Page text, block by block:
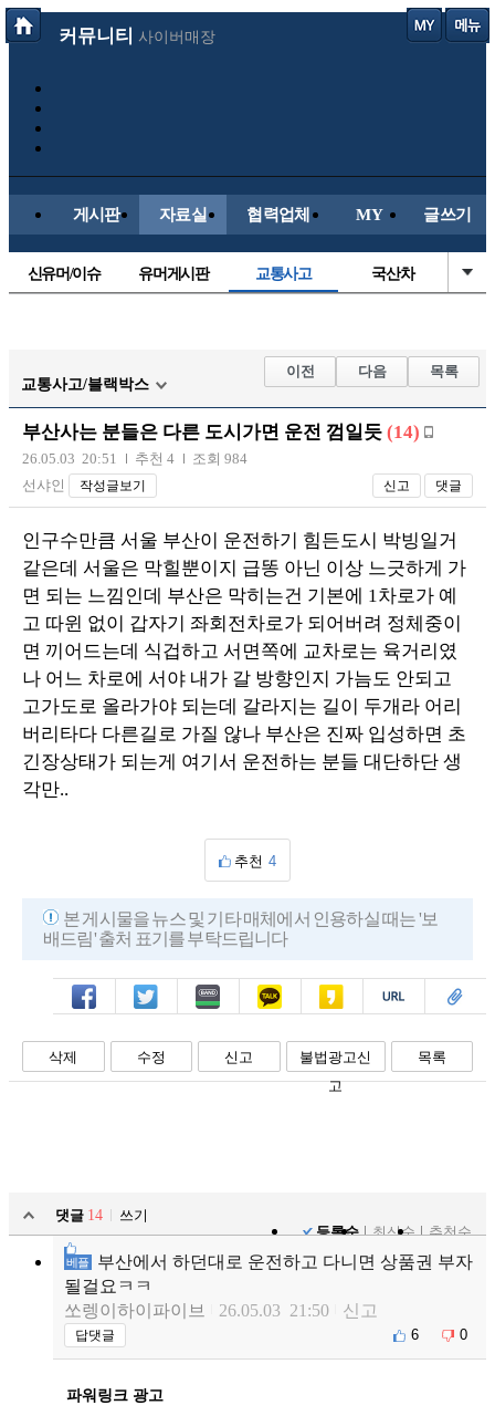
커뮤니티 사이버매장
게시판 자료실 협력업체 MY 글쓰기
신유머/이슈 유머게시판 교통사고 국산차
자유사진 군사/무기
트럭/버스 항공/해운/철도
장착시공사진
교통사고/블랙박스
이전 다음 목록
부산사는 분들은 다른 도시가면 운전 껌일듯 (14)
26.05.03 20:51 추천 4
조회 984
선샤인
작성글보기 신고 댓글
인구수만큼 서울 부산이 운전하기 힘든도시 박빙일거
같은데 서울은 막힐뿐이지 급똥 아닌 이상 느긋하게 가
면 되는 느낌인데 부산은 막히는건 기본에 1차로가 예
고 따윈 없이 갑자기 좌회전차로가 되어버려 정체중이
면 끼어드는데 식겁하고 서면쪽에 교차로는 육거리였
나 어느 차로에 서야 내가 갈 방향인지 가늠도 안되고
고가도로 올라가야 되는데 갈라지는 길이 두개라 어리
버리타다 다른길로 가질 않나 부산은 진짜 입성하면 초
긴장상태가 되는게 여기서 운전하는 분들 대단하단 생
각만..
추천 4
본 게시물을 뉴스 및 기타 매체에서 인용하실 때는 '보
배드림' 출처 표기를 부탁드립니다
페북 트윗 밴드 카톡 카스 복사 스크랩
삭제 수정 신고
불법광고신
고
목록
댓글 14
쓰기
등록순
최신순 추천순
베플
부산에서 하던대로 운전하고 다니면 상품권 부자
될걸요ㅋㅋ
쏘렝이하이파이브
26.05.03 21:50 신고
답댓글 6 0
파워링크 광고